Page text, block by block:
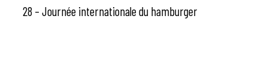
28 – Journée internationale du hamburger